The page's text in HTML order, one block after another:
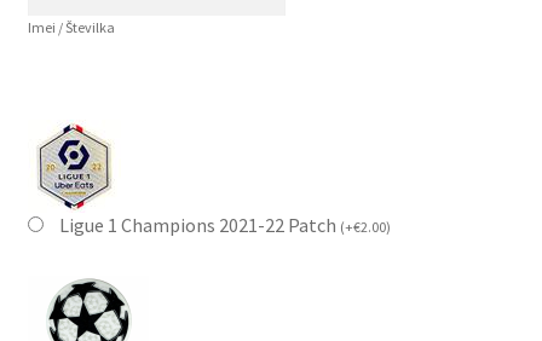
Imei / Številka
Ligue 1 Champions 2021-22 Patch (+€2.00)